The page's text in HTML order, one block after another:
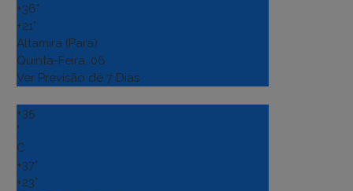
+36°
+21°
Altamira (Para)
Quinta-Feira, 06
Ver Previsão de 7 Dias
+35
°
C
+37°
+23°